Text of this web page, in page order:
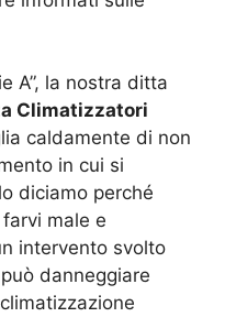
A”, la nostra ditta
Climatizzatori
caldamente di non
in cui si
diciamo perché
male e
intervento svolto
danneggiare